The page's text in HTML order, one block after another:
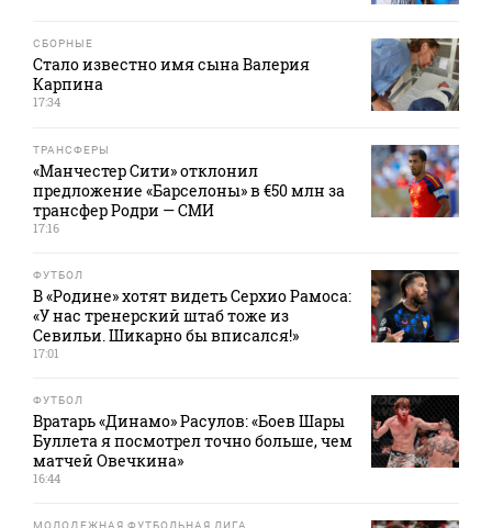
СБОРНЫЕ
Стало известно имя сына Валерия
Карпина
17:34
ТРАНСФЕРЫ
«Манчестер Сити» отклонил
предложение «Барселоны» в €50 млн за
трансфер Родри — СМИ
17:16
ФУТБОЛ
В «Родине» хотят видеть Серхио Рамоса:
«У нас тренерский штаб тоже из
Севильи. Шикарно бы вписался!»
17:01
ФУТБОЛ
Вратарь «Динамо» Расулов: «Боев Шары
Буллета я посмотрел точно больше, чем
матчей Овечкина»
16:44
МОЛОДЕЖНАЯ ФУТБОЛЬНАЯ ЛИГА